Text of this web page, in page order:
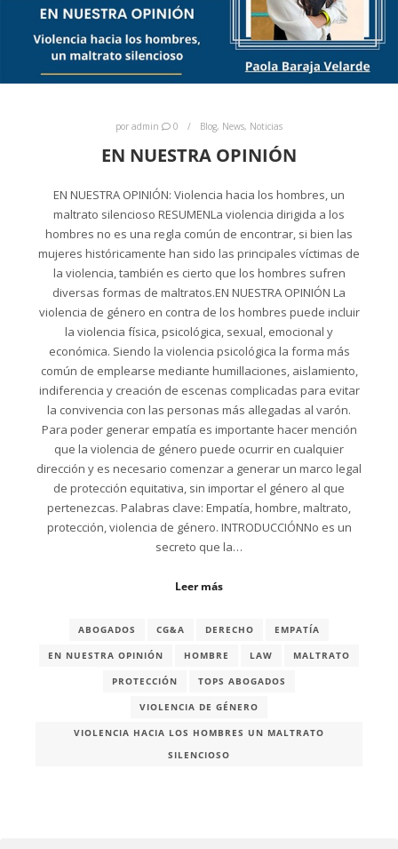
por admin 0 Blog, News, Noticias
EN NUESTRA OPINIÓN
EN NUESTRA OPINIÓN: Violencia hacia los hombres, un
maltrato silencioso RESUMENLa violencia dirigida a los
hombres no es una regla común de encontrar, si bien las
mujeres históricamente han sido las principales víctimas de
la violencia, también es cierto que los hombres sufren
diversas formas de maltratos.EN NUESTRA OPINIÓN La
violencia de género en contra de los hombres puede incluir
la violencia física, psicológica, sexual, emocional y
económica. Siendo la violencia psicológica la forma más
común de emplearse mediante humillaciones, aislamiento,
indiferencia y creación de escenas complicadas para evitar
la convivencia con las personas más allegadas al varón.
Para poder generar empatía es importante hacer mención
que la violencia de género puede ocurrir en cualquier
dirección y es necesario comenzar a generar un marco legal
de protección equitativa, sin importar el género al que
pertenezcas. Palabras clave: Empatía, hombre, maltrato,
protección, violencia de género. INTRODUCCIÓNNo es un
secreto que la…
Leer más
ABOGADOS CG&A DERECHO EMPATÍA
EN NUESTRA OPINIÓN HOMBRE LAW MALTRATO
PROTECCIÓN TOPS ABOGADOS
VIOLENCIA DE GÉNERO
VIOLENCIA HACIA LOS HOMBRES UN MALTRATO
SILENCIOSO